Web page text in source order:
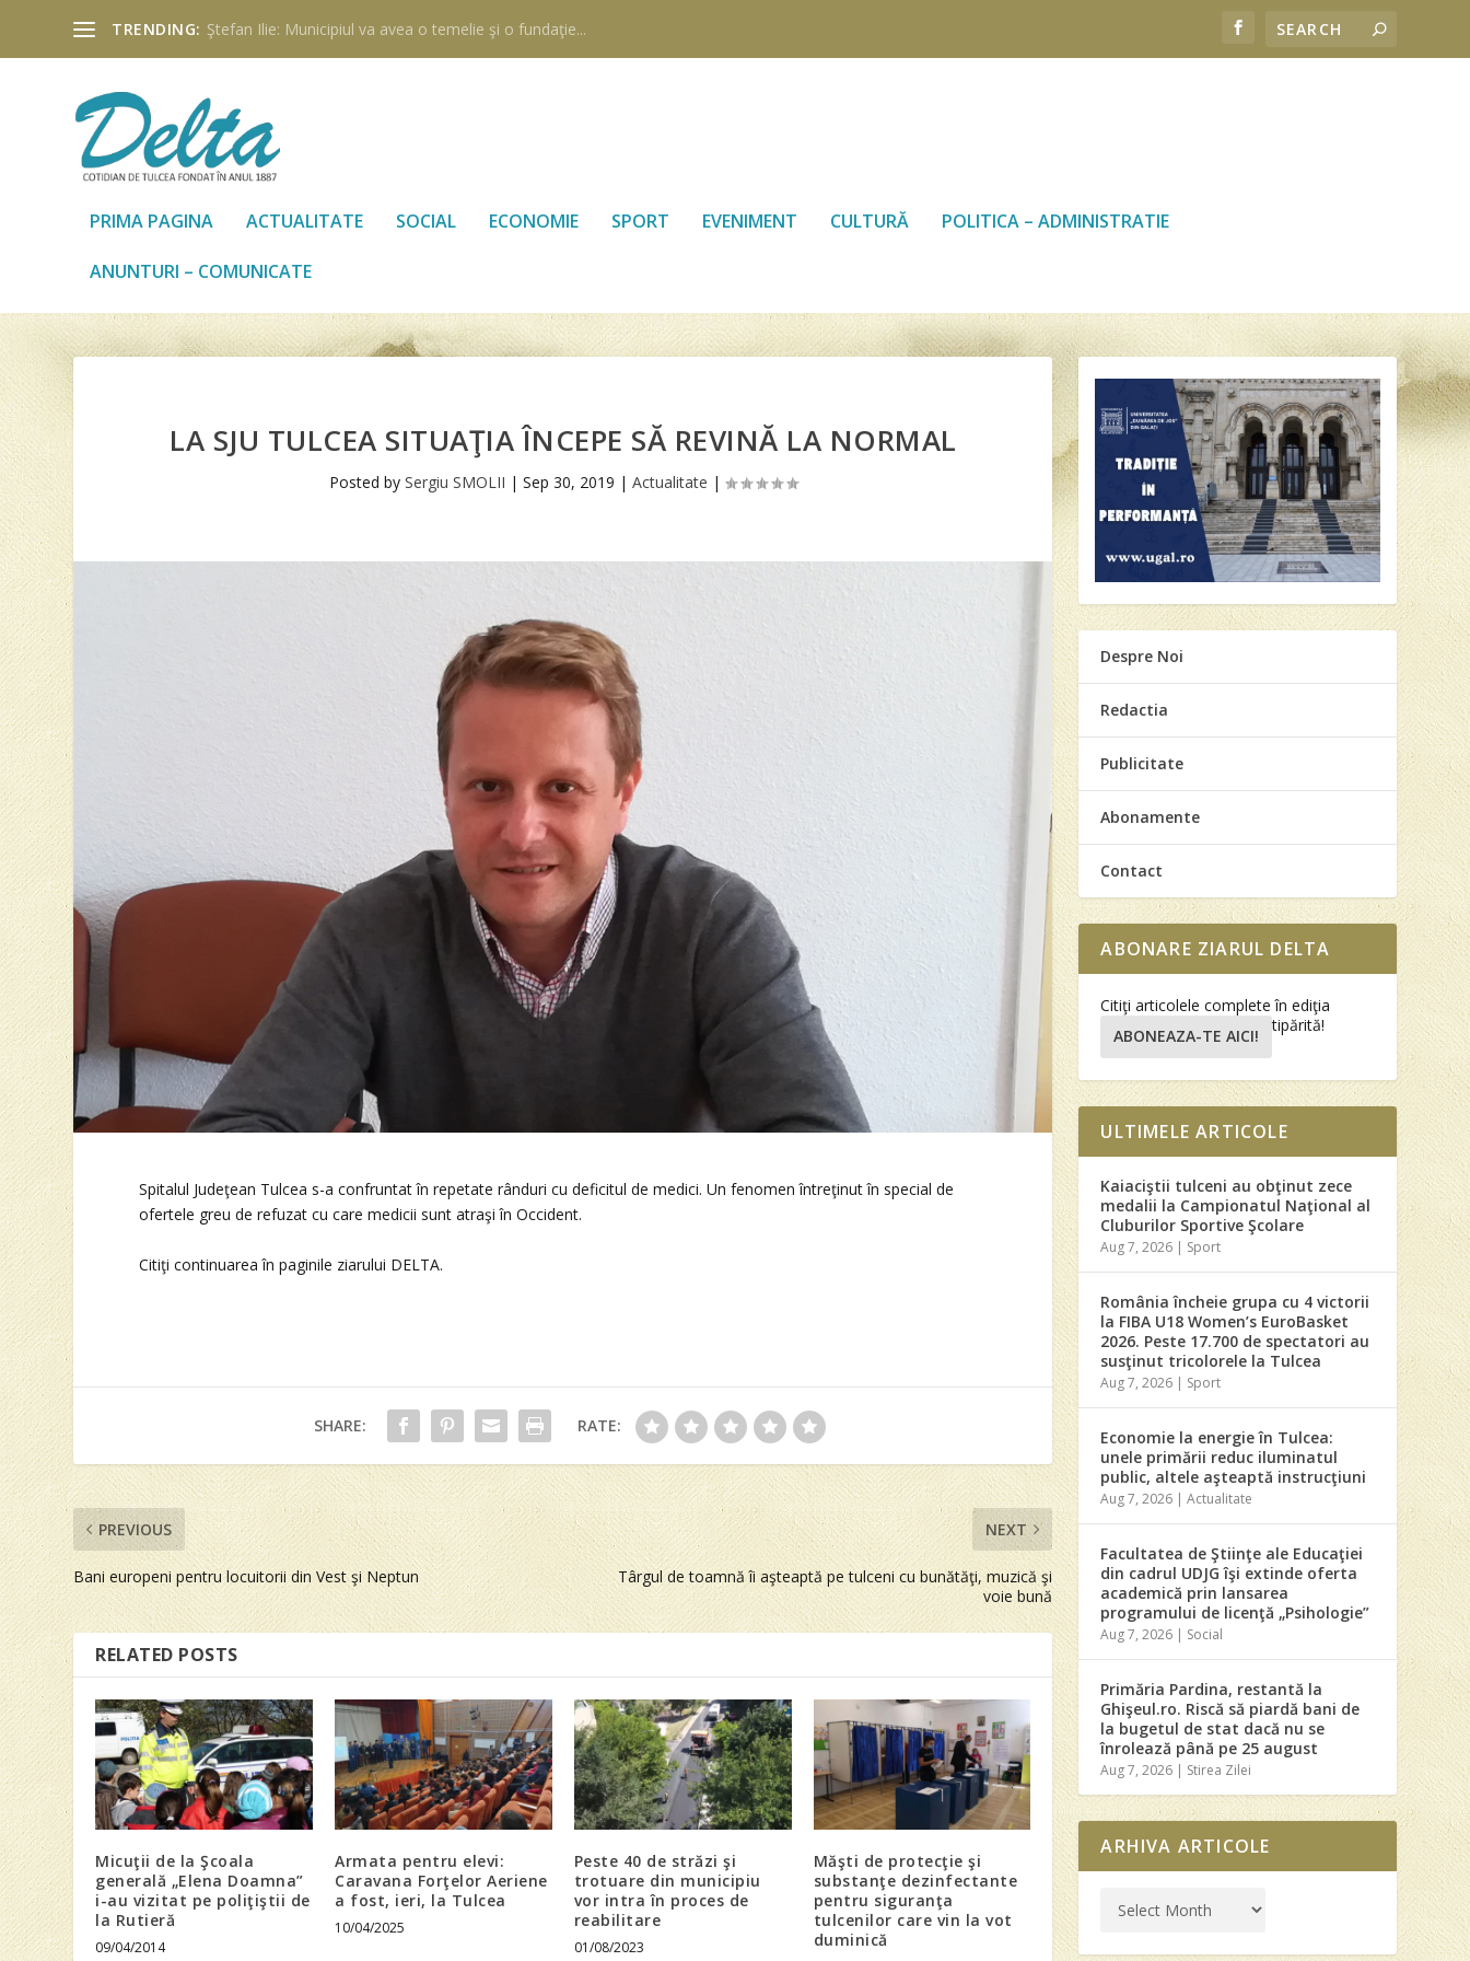
TRENDING: Ştefan Ilie: Municipiul va avea o temelie şi o fundaţie...
PRIMA PAGINA ACTUALITATE SOCIAL ECONOMIE SPORT EVENIMENT CULTURĂ POLITICA – ADMINISTRATIE
ANUNTURI – COMUNICATE
LA SJU TULCEA SITUAŢIA ÎNCEPE SĂ REVINĂ LA NORMAL
Posted by Sergiu SMOLII | Sep 30, 2019 | Actualitate |
Spitalul Judeţean Tulcea s-a confruntat în repetate rânduri cu deficitul de medici. Un fenomen întreţinut în special de
ofertele greu de refuzat cu care medicii sunt atraşi în Occident.
Citiţi continuarea în paginile ziarului DELTA.
SHARE: RATE:
PREVIOUS
Bani europeni pentru locuitorii din Vest şi Neptun
NEXT
Târgul de toamnă îi aşteaptă pe tulceni cu bunătăţi, muzică şi
voie bună
RELATED POSTS
Micuţii de la Şcoala
generală „Elena Doamna”
i-au vizitat pe poliţiştii de
la Rutieră
09/04/2014
Armata pentru elevi:
Caravana Forţelor Aeriene
a fost, ieri, la Tulcea
10/04/2025
Peste 40 de străzi şi
trotuare din municipiu
vor intra în proces de
reabilitare
01/08/2023
Măşti de protecţie şi
substanţe dezinfectante
pentru siguranţa
tulcenilor care vin la vot
duminică
Despre Noi
Redactia
Publicitate
Abonamente
Contact
ABONARE ZIARUL DELTA
Citiţi articolele complete în ediţia
tipărită!
ABONEAZA-TE AICI!
ULTIMELE ARTICOLE
Kaiaciştii tulceni au obţinut zece
medalii la Campionatul Naţional al
Cluburilor Sportive Şcolare
Aug 7, 2026 | Sport
România încheie grupa cu 4 victorii
la FIBA U18 Women’s EuroBasket
2026. Peste 17.700 de spectatori au
susţinut tricolorele la Tulcea
Aug 7, 2026 | Sport
Economie la energie în Tulcea:
unele primării reduc iluminatul
public, altele aşteaptă instrucţiuni
Aug 7, 2026 |Actualitate
Facultatea de Ştiinţe ale Educaţiei
din cadrul UDJG îşi extinde oferta
academică prin lansarea
programului de licenţă „Psihologie”
Aug 7, 2026 | Social
Primăria Pardina, restantă la
Ghişeul.ro. Riscă să piardă bani de
la bugetul de stat dacă nu se
înrolează până pe 25 august
Aug 7, 2026 | Stirea Zilei
ARHIVA ARTICOLE